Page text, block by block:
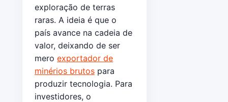
exploração de terras
raras. A ideia é que o
país avance na cadeia de
valor, deixando de ser
mero exportador de
minérios brutos para
produzir tecnologia. Para
investidores, o